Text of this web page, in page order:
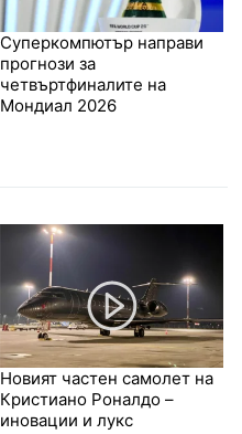
Суперкомпютър направи
прогнози за
четвъртфиналите на
Мондиал 2026
Новият частен самолет на
Кристиано Роналдо –
иновации и лукс